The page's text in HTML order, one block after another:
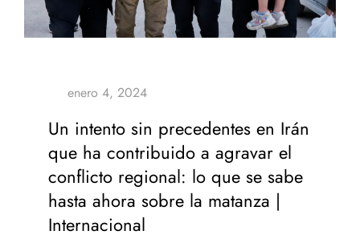
Un intento sin precedentes en Irán
que ha contribuido a agravar el
conflicto regional: lo que se sabe
hasta ahora sobre la matanza |
Internacional